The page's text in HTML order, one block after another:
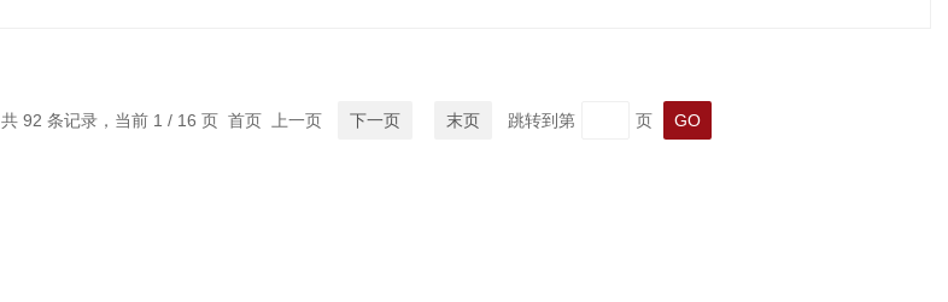
共 92 条记录，当前 1 / 16 页 首页 上一页 下一页 末页 跳转到第 页